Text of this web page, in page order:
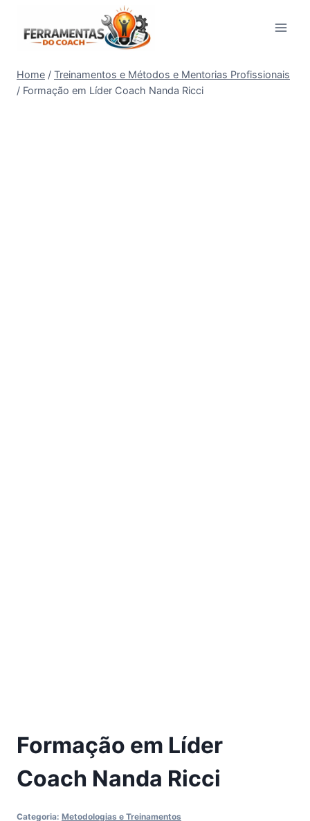
para
Home / Treinamentos e Métodos e Mentorias Profissionais
/ Formação em Líder Coach Nanda Ricci
Formação em Líder
Coach Nanda Ricci
Categoria: Metodologias e Treinamentos